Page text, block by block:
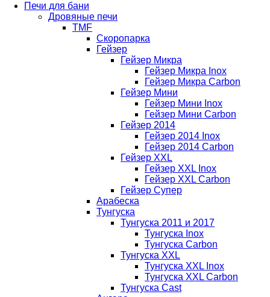
Печи для бани
Дровяные печи
TMF
Скоропарка
Гейзер
Гейзер Микра
Гейзер Микра Inox
Гейзер Микра Carbon
Гейзер Мини
Гейзер Мини Inox
Гейзер Мини Carbon
Гейзер 2014
Гейзер 2014 Inox
Гейзер 2014 Carbon
Гейзер XXL
Гейзер XXL Inox
Гейзер XXL Carbon
Гейзер Супер
Арабеска
Тунгуска
Тунгуска 2011 и 2017
Тунгуска Inox
Тунгуска Carbon
Тунгуска XXL
Тунгуска XXL Inox
Тунгуска XXL Carbon
Тунгуска Cast